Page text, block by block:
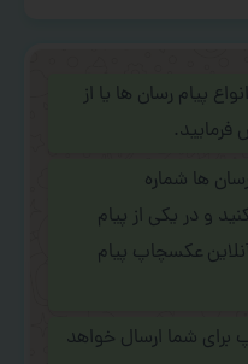
پیام رسان ها یا از
ها شماره
و در یکی از پیام
عکسچاپ پیام
برای شما ارسال خواهد